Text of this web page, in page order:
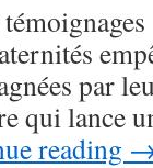
par
qui lance
reading